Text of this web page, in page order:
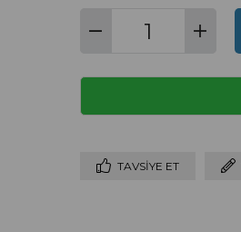
TAVSIYE ET